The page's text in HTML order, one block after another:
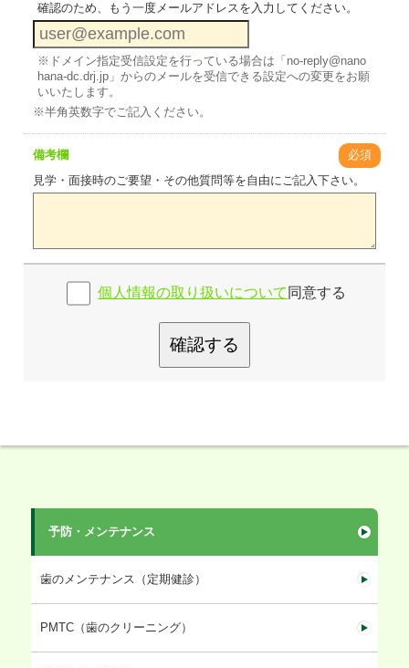
確認のため、もう一度メールアドレスを入力してください。
※ドメイン指定受信設定を行っている場合は「no-reply@nano
hana-dc.drj.jp」からのメールを受信できる設定への変更をお願
いいたします。
※半角英数字でご記入ください。
備考欄
必須
見学・面接時のご要望・その他質問等を自由にご記入下さい。
個人情報の取り扱いについて 同意する
確認する
予防・メンテナンス
歯のメンテナンス（定期健診）
PMTC（歯のクリーニング）